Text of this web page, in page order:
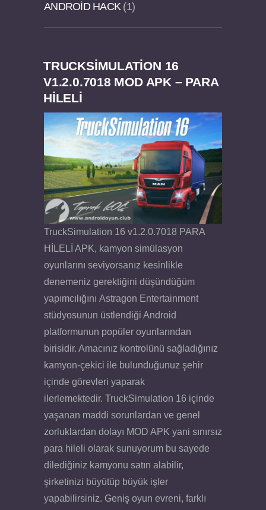
Felix the Reaper v1.25 FULL APK
ANDROID HACK 1
TRUCKSIMULATION 16
V1.2.0.7018 MOD APK – PARA
HİLELİ
TruckSimulation 16 v1.2.0.7018 PARA
HİLELİ APK, kamyon simülasyon
oyunlarını seviyorsanız kesinlikle
denemeniz gerektiğini düşündüğüm
yapımcılığını Astragon Entertainment
stüdyosunun üstlendiği Android
platformunun popüler oyunlarından
birisidir. Amacınız kontrolünü sağladığınız
kamyon-çekici ile bulunduğunuz şehir
içinde görevleri yaparak
ilerlemektedir. TruckSimulation 16 içinde
yaşanan maddi sorunlardan ve genel
zorluklardan dolayı MOD APK yani sınırsız
para hileli olarak sunuyorum bu sayede
dilediğiniz kamyonu satın alabilir,
şirketinizi büyütüp büyük işler
yapabilirsiniz. Geniş oyun evreni, farklı